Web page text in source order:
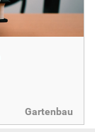
Gartenbau